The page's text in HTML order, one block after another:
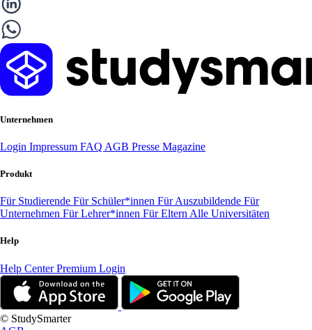
Unternehmen
Login Impressum FAQ AGB Presse Magazine
Produkt
Für Studierende Für Schüler*innen Für Auszubildende Für
Unternehmen Für Lehrer*innen Für Eltern Alle Universitäten
Help
Help CenterPremium Login
© StudySmarter